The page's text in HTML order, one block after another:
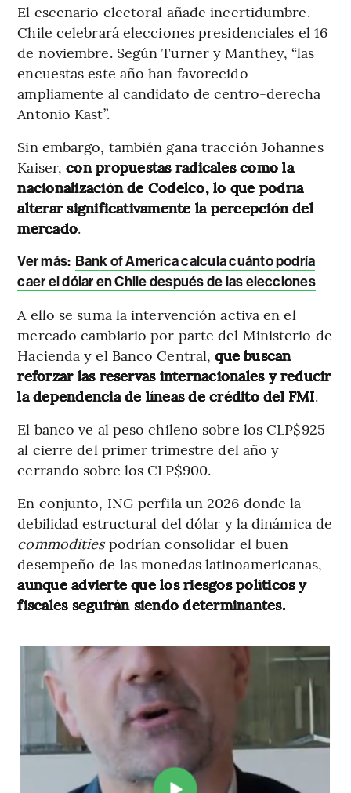
El escenario electoral añade incertidumbre.
Chile celebrará elecciones presidenciales el 16
de noviembre. Según Turner y Manthey, “las
encuestas este año han favorecido
ampliamente al candidato de centro-derecha
Antonio Kast”.
Sin embargo, también gana tracción Johannes
Kaiser,con propuestas radicales como la
nacionalización de Codelco, lo que podría
alterar significativamente la percepción del
mercado.
Ver más: Bank of America calcula cuánto podría
caer el dólar en Chile después de las elecciones
A ello se suma la intervención activa en el
mercado cambiario por parte del Ministerio de
Hacienda y el Banco Central,que buscan
reforzar las reservas internacionales y reducir
la dependencia de líneas de crédito del FMI.
El banco ve al peso chileno sobre los CLP$925
al cierre del primer trimestre del año y
cerrando sobre los CLP$900.
En conjunto, ING perfila un 2026 donde la
debilidad estructural del dólar y la dinámica de
commoditiespodrían consolidar el buen
desempeño de las monedas latinoamericanas,
aunque advierte que los riesgos políticos y
fiscales seguirán siendo determinantes.